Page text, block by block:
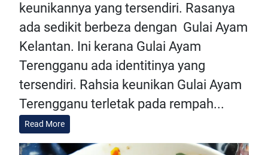
keunikannya yang tersendiri. Rasanya
ada sedikit berbeza dengan Gulai Ayam
Kelantan. Ini kerana Gulai Ayam
Terengganu ada identitinya yang
tersendiri. Rahsia keunikan Gulai Ayam
Terengganu terletak pada rempah...
Read More